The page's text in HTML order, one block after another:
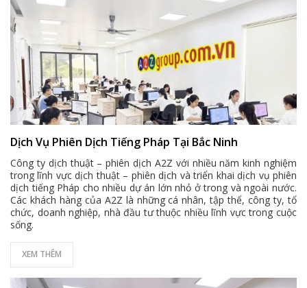
Dịch Vụ Phiên Dịch Tiếng Pháp Tại Bắc Ninh
Công ty dịch thuật – phiên dịch A2Z với nhiều năm kinh nghiệm
trong lĩnh vực dịch thuật – phiên dịch và triển khai dịch vụ phiên
dịch tiếng Pháp cho nhiều dự án lớn nhỏ ở trong và ngoài nước.
Các khách hàng của A2Z là những cá nhân, tập thể, công ty, tổ
chức, doanh nghiệp, nhà đầu tư thuộc nhiều lĩnh vực trong cuộc
sống.
XEM THÊM